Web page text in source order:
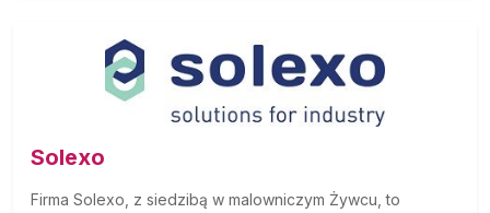
Solexo
Firma Solexo, z siedzibą w malowniczym Żywcu, to